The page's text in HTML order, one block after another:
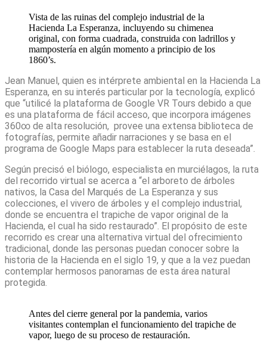
Vista de las ruinas del complejo industrial de la
Hacienda La Esperanza, incluyendo su chimenea
original, con forma cuadrada, construida con ladrillos y
mampostería en algún momento a principio de los
1860’s.
Jean Manuel, quien es intérprete ambiental en la Hacienda La
Esperanza, en su interés particular por la tecnología, explicó
que “utilicé la plataforma de Google VR Tours debido a que
es una plataforma de fácil acceso, que incorpora imágenes
360∞ de alta resolución, provee una extensa biblioteca de
fotografías, permite añadir narraciones y se basa en el
programa de Google Maps para establecer la ruta deseada”.
Según precisó el biólogo, especialista en murciélagos, la ruta
del recorrido virtual se acerca a “el arboreto de árboles
nativos, la Casa del Marqués de La Esperanza y sus
colecciones, el vivero de árboles y el complejo industrial,
donde se encuentra el trapiche de vapor original de la
Hacienda, el cual ha sido restaurado”. El propósito de este
recorrido es crear una alternativa virtual del ofrecimiento
tradicional, donde las personas puedan conocer sobre la
historia de la Hacienda en el siglo 19, y que a la vez puedan
contemplar hermosos panoramas de esta área natural
protegida.
Antes del cierre general por la pandemia, varios
visitantes contemplan el funcionamiento del trapiche de
vapor, luego de su proceso de restauración.